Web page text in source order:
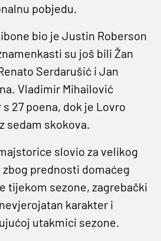
pobjedu.
bio je Justin Roberson
su još bili Žan
Serdarušić i Jan
Vladimir Mihailović
27 poena, dok je Lovro
sedam skokova.
slovio za velikog
prednosti domaćeg
tijekom sezone, zagrebački
karakter i
utakmici sezone.